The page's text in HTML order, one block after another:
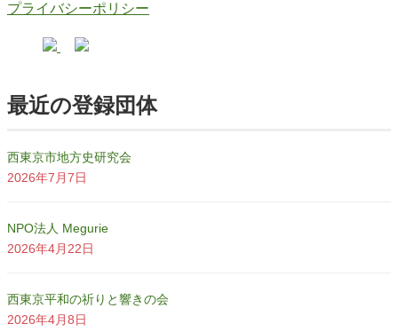
プライバシーポリシー
最近の登録団体
西東京市地方史研究会
2026年7月7日
NPO法人 Megurie
2026年4月22日
西東京平和の祈りと響きの会
2026年4月8日